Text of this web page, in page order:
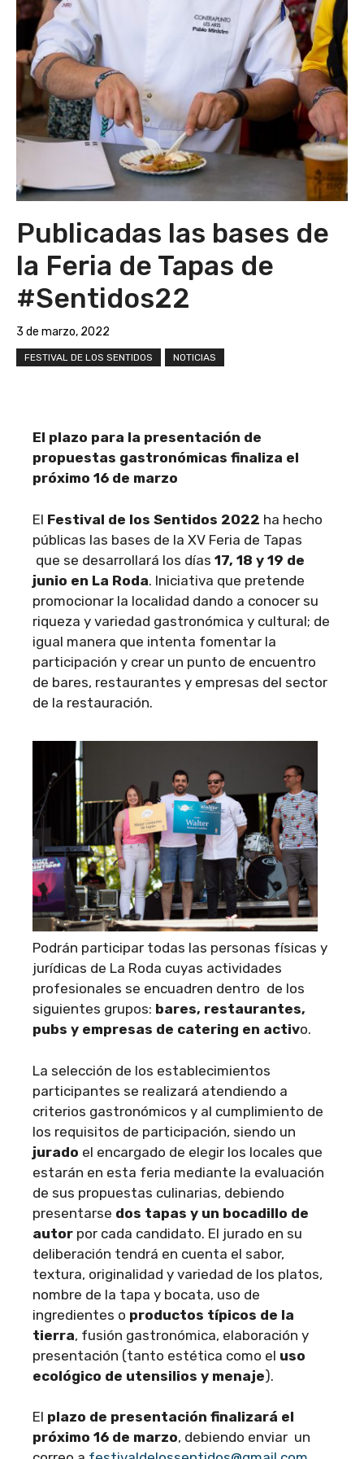
Publicadas las bases de
la Feria de Tapas de
#Sentidos22
3 de marzo, 2022
FESTIVAL DE LOS SENTIDOS NOTICIAS
El plazo para la presentación de
propuestas gastronómicas finaliza el
próximo 16 de marzo
El Festival de los Sentidos 2022 ha hecho
públicas las bases de la XV Feria de Tapas
que se desarrollará los días 17, 18 y 19 de
junio en La Roda. Iniciativa que pretende
promocionar la localidad dando a conocer su
riqueza y variedad gastronómica y cultural; de
igual manera que intenta fomentar la
participación y crear un punto de encuentro
de bares, restaurantes y empresas del sector
de la restauración.
Podrán participar todas las personas físicas y
jurídicas de La Roda cuyas actividades
profesionales se encuadren dentro de los
siguientes grupos: bares, restaurantes,
pubs y empresas de catering en activo.
La selección de los establecimientos
participantes se realizará atendiendo a
criterios gastronómicos y al cumplimiento de
los requisitos de participación, siendo un
jurado el encargado de elegir los locales que
estarán en esta feria mediante la evaluación
de sus propuestas culinarias, debiendo
presentarse dos tapas y un bocadillo de
autor por cada candidato. El jurado en su
deliberación tendrá en cuenta el sabor,
textura, originalidad y variedad de los platos,
nombre de la tapa y bocata, uso de
ingredientes o productos típicos de la
tierra, fusión gastronómica, elaboración y
presentación (tanto estética como el uso
ecológico de utensilios y menaje).
El plazo de presentación finalizará el
próximo 16 de marzo, debiendo enviar un